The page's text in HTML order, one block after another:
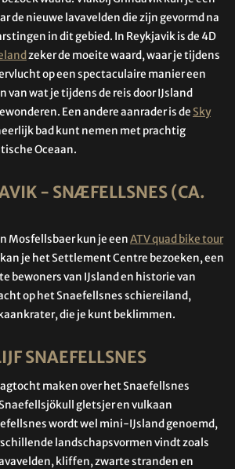
de nieuwe lavavelden die zijn gevormd na
in dit gebied. In Reykjavik is de 4D
zeker de moeite waard, waar je tijdens
op een spectaculaire manier een
van wat je tijdens de reis door IJsland
Een andere aanrader is de Sky
bad kunt nemen met prachtig
Oceaan.
- SNÆFELLSNES (CA.
Mosfellsbaer kun je eenATV quad bike tour
je het Settlement Centre bezoeken, een
bewoners van IJsland en historie van
op het Snaefellsnes schiereiland,
die je kunt beklimmen.
SNAEFELLSNES
maken over het Snaefellsnes
gletsjer en vulkaan
wordt wel mini-IJsland genoemd,
landschapsvormen vindt zoals
kliffen, zwarte stranden en